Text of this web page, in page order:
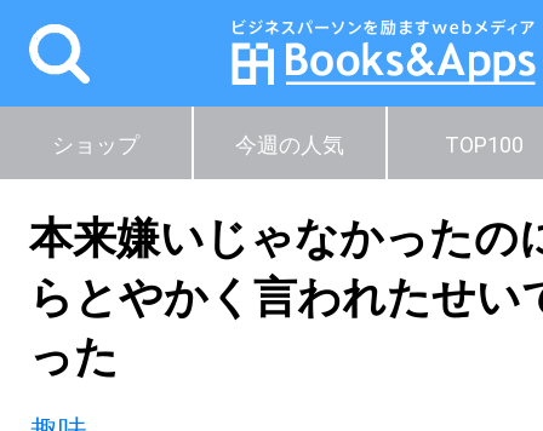
ショップ 今週の人気 TOP100
本来嫌いじゃなかったの
らとやかく言われたせい
った